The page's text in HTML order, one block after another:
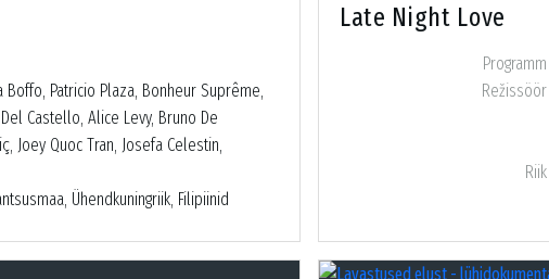
Boffo, Patricio Plaza, Bonheur Suprême,
Castello, Alice Levy, Bruno De
Joey Quoc Tran, Josefa Celestin,
Ühendkuningriik, Filipiinid
Late Night Love
Programm
Režissöör
Riik